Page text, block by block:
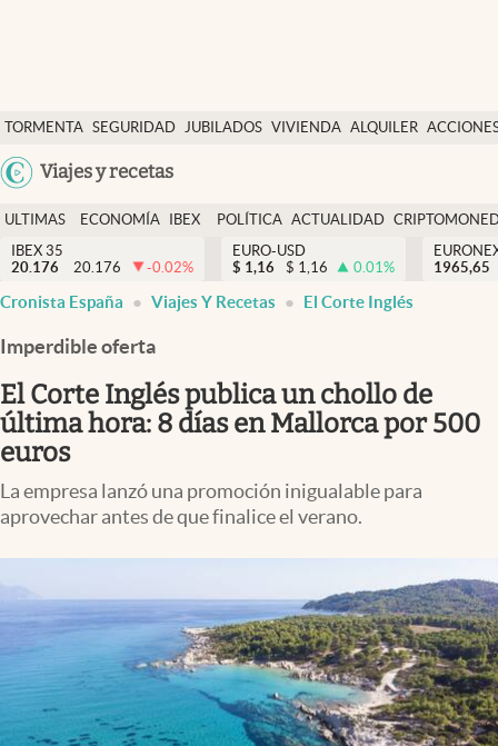
TORMENTA SEGURIDAD JUBILADOS VIVIENDA ALQUILER
USA
Viajes y recetas
Economía y finanzas
Política
Actualidad
Criptomonedas
España
ULTIMAS
NOTICIAS
ECONOMÍA
FINANZAS
IBEX
EURO
POLÍTICA ACTUALIDAD
IBEX 35
20.176
20.176 -0.02%
EURO-USD
$ 1,16 $ 1,16 0.01%
1965,65
Cronista España Viajes Y Recetas El Corte Inglés
Imperdible oferta
El Corte Inglés publica un chollo de
última hora: 8 días en Mallorca por 500
euros
La empresa lanzó una promoción inigualable para
aprovechar antes de que finalice el verano.